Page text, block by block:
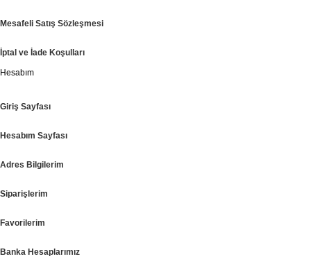
Mesafeli Satış Sözleşmesi
İptal ve İade Koşulları
Hesabım
Giriş Sayfası
Hesabım Sayfası
Adres Bilgilerim
Siparişlerim
Favorilerim
Banka Hesaplarımız